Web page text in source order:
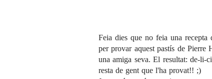
Feia dies que no feia una
per provar aquest pastís de Pierre
una amiga seva. El resultat: de-
resta de gent que l'ha provat!! ;)